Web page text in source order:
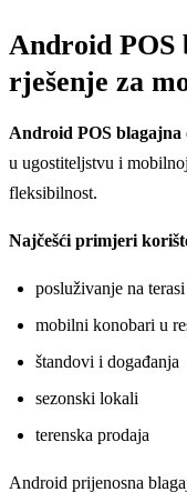
Android POS
rješenje za
Android POS blagajna
u ugostiteljstvu i
fleksibilnost.
Najčešći primjeri
posluživanje na
mobilni konobari u
štandovi i događanja
sezonski lokali
terenska prodaja
Android prijenosna